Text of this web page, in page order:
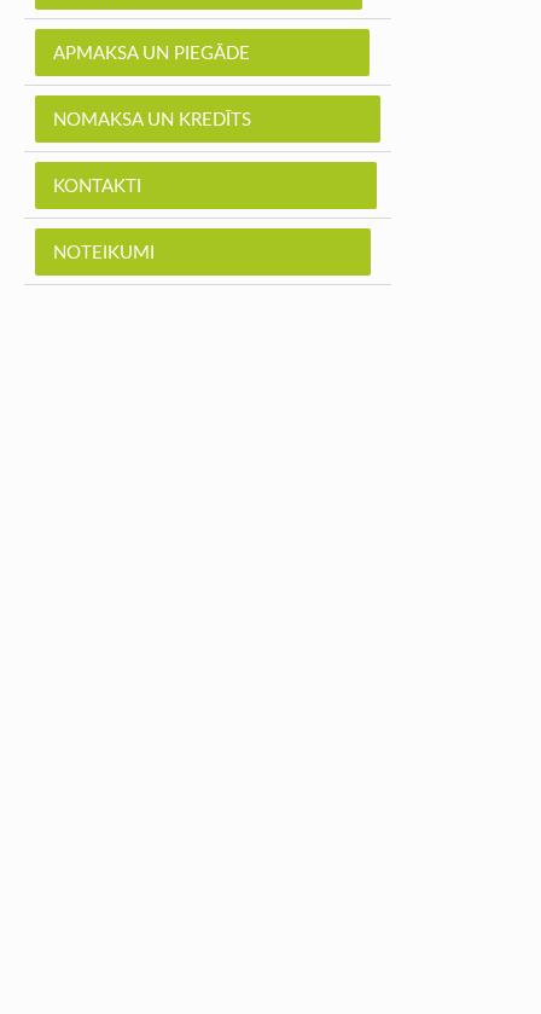
APMAKSA UN PIEGĀDE
NOMAKSA UN KREDĪTS
KONTAKTI
NOTEIKUMI